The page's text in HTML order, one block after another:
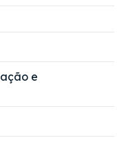
e